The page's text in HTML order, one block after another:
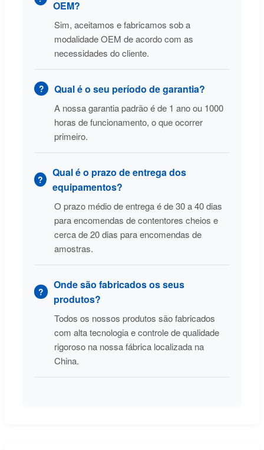
OEM?
Sim, aceitamos e fabricamos sob a
modalidade OEM de acordo com as
necessidades do cliente.
Qual é o seu período de garantia?
A nossa garantia padrão é de 1 ano ou 1000
horas de funcionamento, o que ocorrer
primeiro.
Qual é o prazo de entrega dos
equipamentos?
O prazo médio de entrega é de 30 a 40 dias
para encomendas de contentores cheios e
cerca de 20 dias para encomendas de
amostras.
Onde são fabricados os seus
produtos?
Todos os nossos produtos são fabricados
com alta tecnologia e controle de qualidade
rigoroso na nossa fábrica localizada na
China.